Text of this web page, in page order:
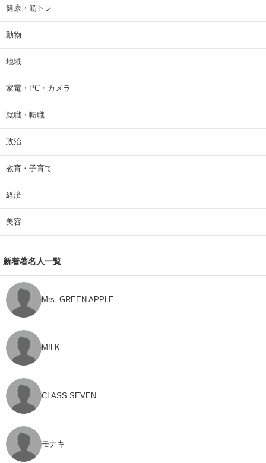
健康・筋トレ
動物
地域
家電・PC・カメラ
就職・転職
政治
教育・子育て
経済
美容
新着著名人一覧
Mrs. GREEN APPLE
M!LK
CLASS SEVEN
モナキ